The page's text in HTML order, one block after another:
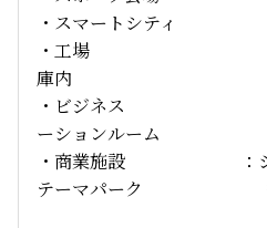
・スマートシティ ：
・工場 ：従業員
庫内
・ビジネス ：会
ーションルーム
・商業施設 ：ショ
テーマパーク